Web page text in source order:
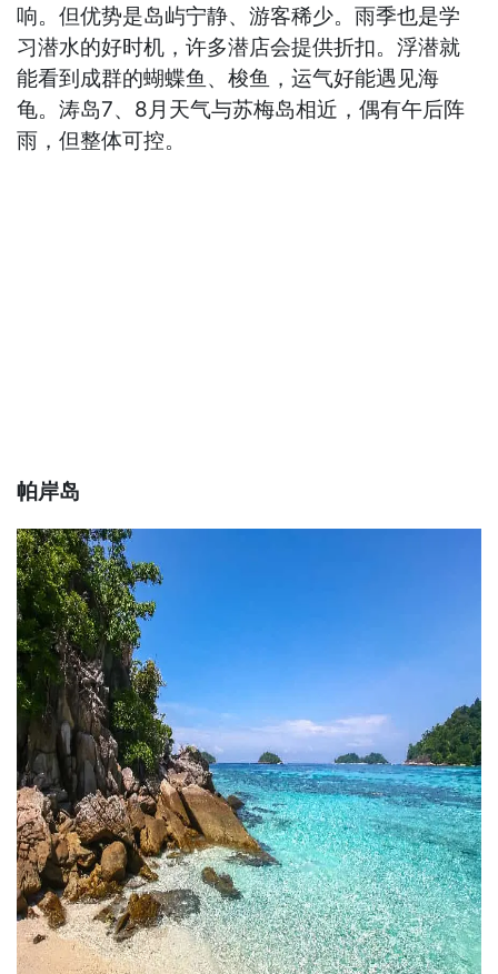
响。但优势是岛屿宁静、游客稀少。雨季也是学
习潜水的好时机，许多潜店会提供折扣。浮潜就
能看到成群的蝴蝶鱼、梭鱼，运气好能遇见海
龟。涛岛7、8月天气与苏梅岛相近，偶有午后阵
雨，但整体可控。
帕岸岛